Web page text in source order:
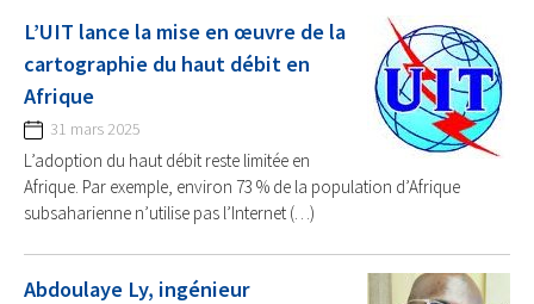
L’UIT lance la mise en œuvre de la
cartographie du haut débit en
Afrique
31 mars 2025
L’adoption du haut débit reste limitée en
Afrique. Par exemple, environ 73 % de la population d’Afrique
subsaharienne n’utilise pas l’Internet (…)
Abdoulaye Ly, ingénieur